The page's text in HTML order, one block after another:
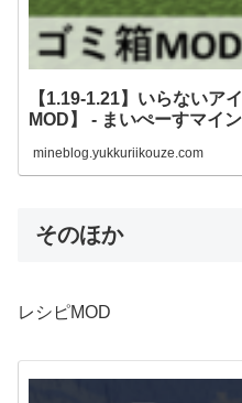
【1.19-1.21】いらないア
MOD】 - まいぺーすマイ
mineblog.yukkuriikouze.com
そのほか
レシピMOD